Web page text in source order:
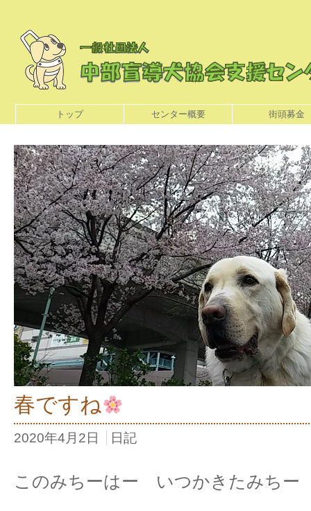
トップ センター概要 街頭募金
春ですね
2020年4月2日 日記
このみちーはー いつかきたみちー